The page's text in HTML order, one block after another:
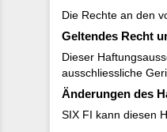
Die Rechte an den
Geltendes Recht
Dieser
ausschliessliche
Änderungen des
SIX FI kann diesen